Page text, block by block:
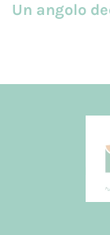
Un angolo